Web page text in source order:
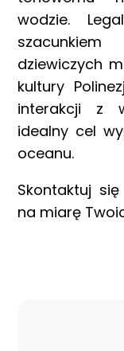
wodzie.
dziewiczych
kultury
interakcji z
idealny cel
oceanu.
Skontaktuj
na miarę